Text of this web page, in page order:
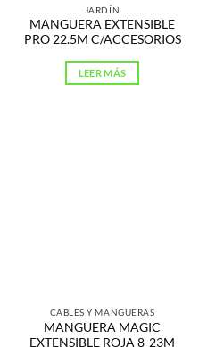
JARDÍN
MANGUERA EXTENSIBLE
PRO 22.5M C/ACCESORIOS
LEER MÁS
CABLES Y MANGUERAS
MANGUERA MAGIC
EXTENSIBLE ROJA 8-23M